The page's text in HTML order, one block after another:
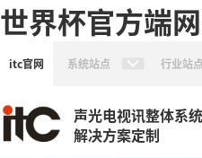
世界杯官方端
itc官网 系统站点 行业站点
声光电视讯整体系统
解决方案定制